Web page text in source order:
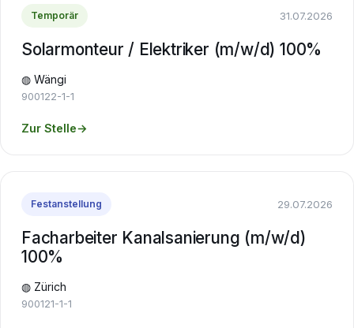
Temporär 31.07.2026
Solarmonteur / Elektriker (m/w/d) 100%
◍ Wängi
900122-1-1
Zur Stelle→
Festanstellung 29.07.2026
Facharbeiter Kanalsanierung (m/w/d)
100%
◍ Zürich
900121-1-1